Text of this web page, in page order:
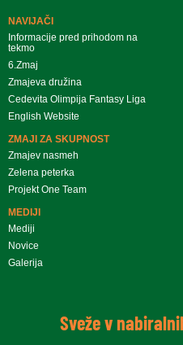
NAVIJAČI
Informacije pred prihodom na
tekmo
6.Zmaj
Zmajeva družina
Cedevita Olimpija Fantasy Liga
English Website
ZMAJI ZA SKUPNOST
Zmajev nasmeh
Zelena peterka
Projekt One Team
MEDIJI
Mediji
Novice
Galerija
Sveže v